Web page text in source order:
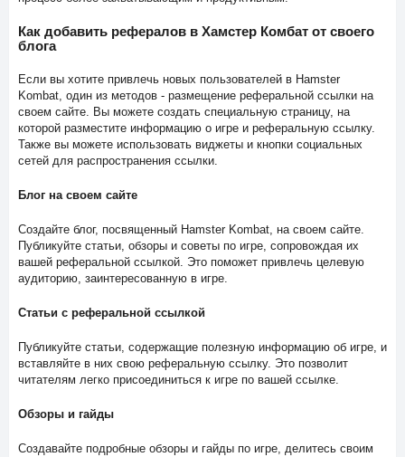
Как добавить рефералов в Хамстер Комбат от своего
блога
Если вы хотите привлечь новых пользователей в Hamster
Kombat, один из методов - размещение реферальной ссылки на
своем сайте. Вы можете создать специальную страницу, на
которой разместите информацию о игре и реферальную ссылку.
Также вы можете использовать виджеты и кнопки социальных
сетей для распространения ссылки.
Блог на своем сайте
Создайте блог, посвященный Hamster Kombat, на своем сайте.
Публикуйте статьи, обзоры и советы по игре, сопровождая их
вашей реферальной ссылкой. Это поможет привлечь целевую
аудиторию, заинтересованную в игре.
Статьи с реферальной ссылкой
Публикуйте статьи, содержащие полезную информацию об игре, и
вставляйте в них свою реферальную ссылку. Это позволит
читателям легко присоединиться к игре по вашей ссылке.
Обзоры и гайды
Создавайте подробные обзоры и гайды по игре, делитесь своим